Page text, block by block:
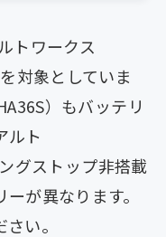
トワークス
対象としていま
）もバッテリ
ルト
グストップ非搭載
が異なります。
い。